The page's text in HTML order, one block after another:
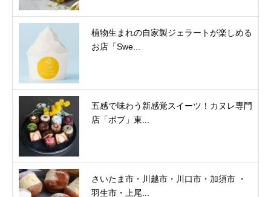
植物生まれの自家製ジェラートが楽しめる
お店「Swe...
五感で味わう新感覚スイーツ！カヌレ専門
店「ボブ」東...
さいたま市・川越市・川口市・加須市 ・
羽生市・上尾...